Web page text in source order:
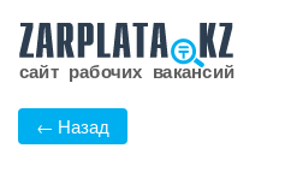
← Назад